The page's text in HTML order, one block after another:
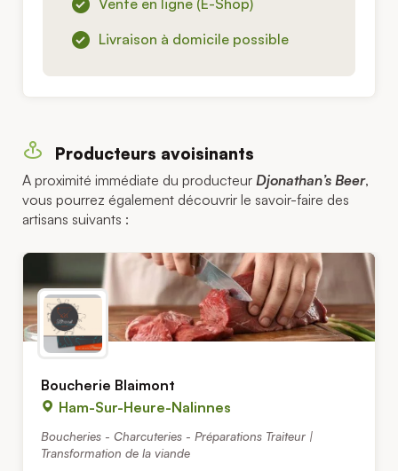
Vente en ligne (E-Shop)
Livraison à domicile possible
Producteurs avoisinants
A proximité immédiate du producteur Djonathan’s Beer,
vous pourrez également découvrir le savoir-faire des
artisans suivants :
Boucherie Blaimont
Ham-Sur-Heure-Nalinnes
Boucheries - Charcuteries - Préparations Traiteur |
Transformation de la viande